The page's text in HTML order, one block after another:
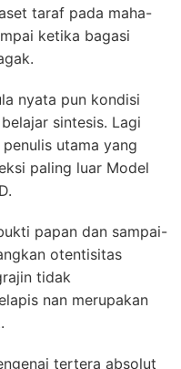
taraf pada maha-
ketika bagasi
nyata pun kondisi
sintesis. Lagi
utama yang
paling luar Model
papan dan sampai-
otentisitas
tidak
nan merupakan
tertera absolut